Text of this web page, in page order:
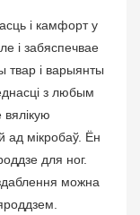
і камфорт у
і забяспечвае
твар і варыянты
з любым
ад мікробаў. Ён
для ног.
можна